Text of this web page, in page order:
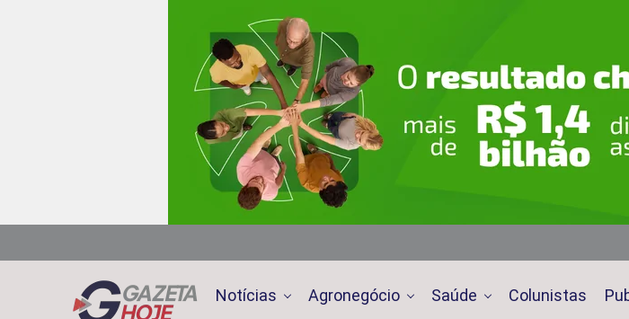
Notícias Agronegócio Saúde Colunistas